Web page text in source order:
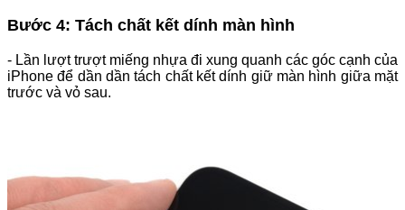
Bước 4: Tách chất kết dính màn hình
- Lần lượt trượt miếng nhựa đi xung quanh các góc cạnh của
iPhone để dần dần tách chất kết dính giữ màn hình giữa mặt
trước và vỏ sau.